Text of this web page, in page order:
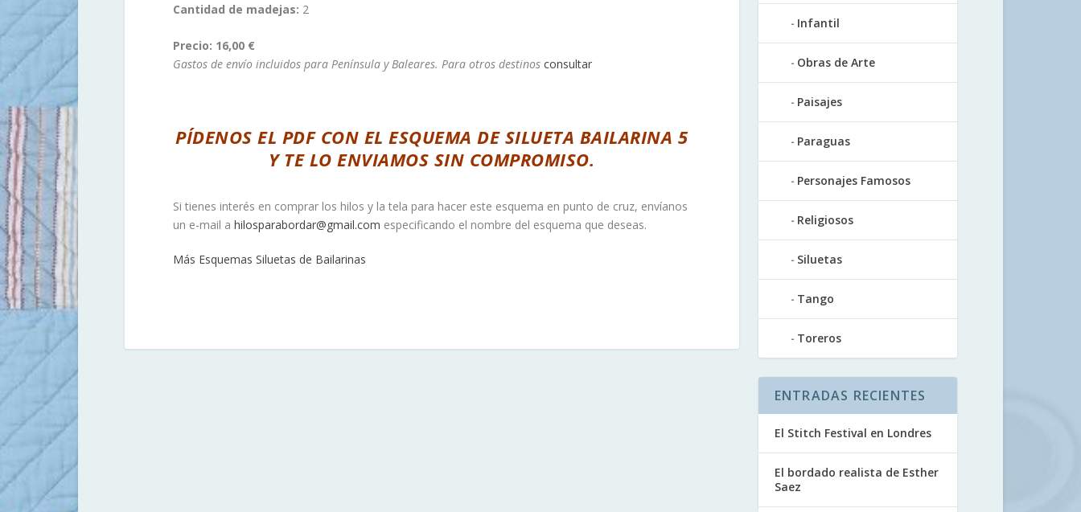
Cantidad de madejas: 2
Precio: 16,00 €
Gastos de envío incluidos para Península y Baleares. Para otros destinos consultar
PÍDENOS EL PDF CON EL ESQUEMA DE SILUETA BAILARINA 5
Y TE LO ENVIAMOS SIN COMPROMISO.
Si tienes interés en comprar los hilos y la tela para hacer este esquema en punto de cruz, envíanos
un e-mail a hilosparabordar@gmail.com especificando el nombre del esquema que deseas.
Más Esquemas Siluetas de Bailarinas
Infantil
Obras de Arte
Paisajes
Paraguas
Personajes Famosos
Religiosos
Siluetas
Tango
Toreros
ENTRADAS RECIENTES
El Stitch Festival en Londres
El bordado realista de Esther
Saez